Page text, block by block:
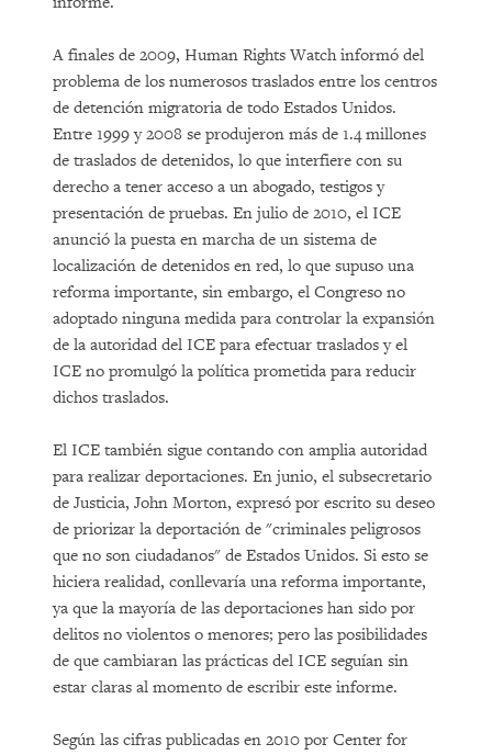
A finales de 2009, Human Rights Watch informó del
problema de los numerosos traslados entre los centros
de detención migratoria de todo Estados Unidos.
Entre 1999 y 2008 se produjeron más de 1.4 millones
de traslados de detenidos, lo que interfiere con su
derecho a tener acceso a un abogado, testigos y
presentación de pruebas. En julio de 2010, el ICE
anunció la puesta en marcha de un sistema de
localización de detenidos en red, lo que supuso una
reforma importante, sin embargo, el Congreso no
adoptado ninguna medida para controlar la expansión
de la autoridad del ICE para efectuar traslados y el
ICE no promulgó la política prometida para reducir
dichos traslados.
El ICE también sigue contando con amplia autoridad
para realizar deportaciones. En junio, el subsecretario
de Justicia, John Morton, expresó por escrito su deseo
de priorizar la deportación de "criminales peligrosos
que no son ciudadanos" de Estados Unidos. Si esto se
hiciera realidad, conllevaría una reforma importante,
ya que la mayoría de las deportaciones han sido por
delitos no violentos o menores; pero las posibilidades
de que cambiaran las prácticas del ICE seguían sin
estar claras al momento de escribir este informe.
Según las cifras publicadas en 2010 por Center for